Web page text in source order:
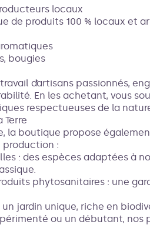
locaux
de produits 100 % locaux et
bougies
d’artisans passionnés,
En les achetant, vous
respectueuses de la
Terre
la boutique propose
production :
: des espèces adaptées à
phytosanitaires : une
jardin unique, riche en
ou un débutant, nos